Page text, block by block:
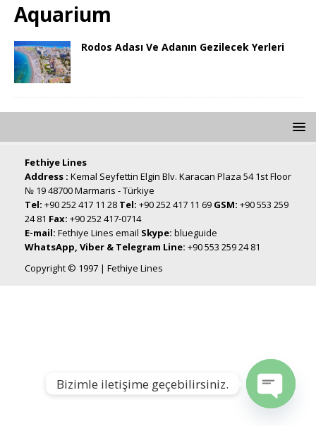
Aquarium
Rodos Adası Ve Adanın Gezilecek Yerleri
Fethiye Lines
Address : Kemal Seyfettin Elgin Blv. Karacan Plaza 54 1st Floor
№ 19 48700 Marmaris - Türkiye
Tel: +90 252 417 11 28 Tel: +90 252 417 11 69 GSM: +90 553 259
24 81 Fax: +90 252 417-0714
E-mail: Fethiye Lines email Skype: blueguide
WhatsApp, Viber & Telegram Line: +90 553 259 24 81
Copyright © 1997 | Fethiye Lines
Bizimle iletişime geçebilirsiniz.